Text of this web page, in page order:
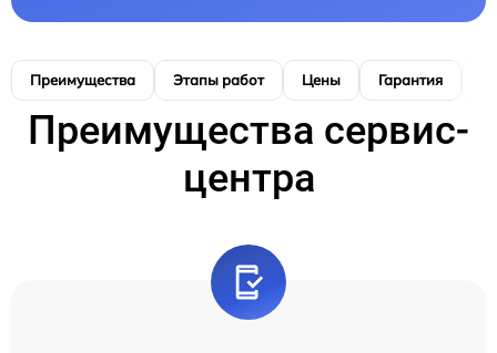
Преимущества Этапы работ Цены Гарантия
Преимущества сервис-
центра